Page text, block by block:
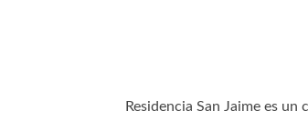
Residencia San Jaime es